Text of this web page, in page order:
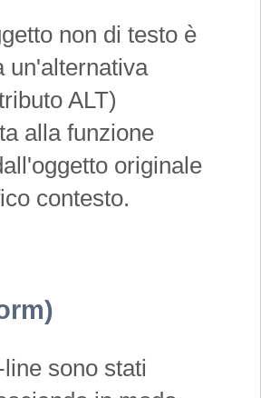
non di testo è
un'alternativa
ALT)
alla funzione
originale
contesto.
sono stati